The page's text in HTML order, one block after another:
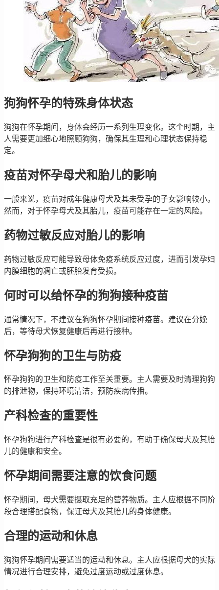
狗狗怀孕的特殊身体状态
狗狗在怀孕期间，身体会经历一系列生理变化。这个时期，主
人需要更加细心地照顾狗狗，确保其生理和心理状态保持稳
定。
疫苗对怀孕母犬和胎儿的影响
一般来说，疫苗对成年健康母犬及其未受孕的子女影响较小。
然而，对于怀孕母犬及其胎儿，疫苗可能存在一定的风险。
药物过敏反应对胎儿的影响
药物过敏反应可能导致母体免疫系统反应过度，进而引发孕妇
内膜细胞的凋亡或胚胎发育受损。
何时可以给怀孕的狗狗接种疫苗
通常情况下，不建议在狗狗怀孕期间接种疫苗。建议在分娩
后，等待母犬恢复健康后再进行接种。
怀孕狗狗的卫生与防疫
怀孕狗狗的卫生和防疫工作至关重要。主人需要及时清理狗狗
的排泄物，保持环境清洁，预防疾病传播。
产科检查的重要性
怀孕狗狗进行产科检查是很有必要的，有助于确保母犬及其胎
儿的健康和安全。
怀孕期间需要注意的饮食问题
怀孕期间，母犬需要摄取充足的营养物质。主人应根据不同阶
段合理搭配食物，保证母犬及其胎儿的身体健康。
合理的运动和休息
狗狗怀孕期间需要适当的运动和休息。主人应根据母犬的实际
情况进行合理安排，避免过度运动或过度休息。